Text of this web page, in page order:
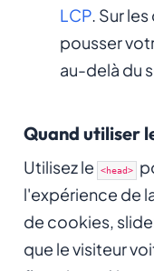
LCP. Sur
pousser
au-delà du
Quand utiliser
Utilisez le <head>
l'expérience de
de cookies,
que le visiteur